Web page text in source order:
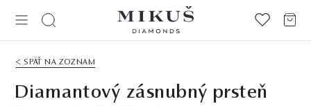
< SPÄŤ NA ZOZNAM
Diamantový zásnubný prsteň